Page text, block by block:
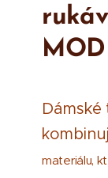
materiálu,